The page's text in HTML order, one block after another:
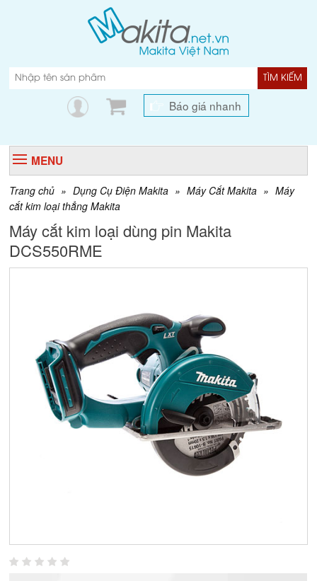
TÌM KIẾM
Báo giá nhanh
MENU
Trang chủ » Dụng Cụ Điện Makita » Máy Cắt Makita » Máy
cắt kim loại thẳng Makita
Máy cắt kim loại dùng pin Makita
DCS550RME